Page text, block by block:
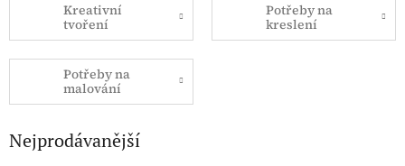
Kreativní
tvoření
Potřeby na
kreslení
Potřeby na
malování
Nejprodávanější